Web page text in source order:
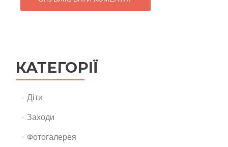
КАТЕГОРІЇ
Діти
Заходи
Фотогалерея